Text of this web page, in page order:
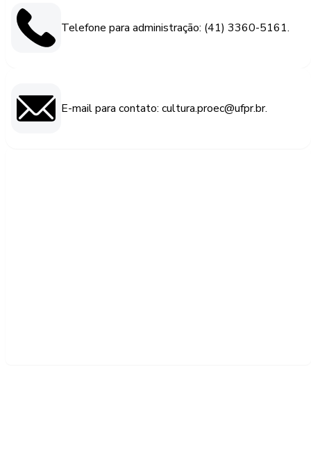
Telefone para administração: (41) 3360-5161.
E-mail para contato: cultura.proec@ufpr.br.